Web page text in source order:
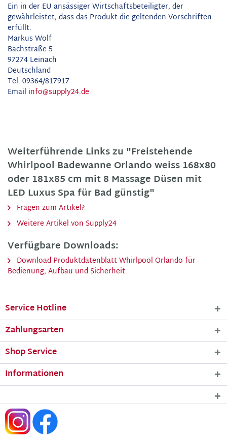
Ein in der EU ansässiger Wirtschaftsbeteiligter, der
gewährleistet, dass das Produkt die geltenden Vorschriften
erfüllt.
Markus Wolf
Bachstraße 5
97274 Leinach
Deutschland
Tel. 09364/817917
Email info@supply24.de
Weiterführende Links zu "Freistehende
Whirlpool Badewanne Orlando weiss 168x80
oder 181x85 cm mit 8 Massage Düsen mit
LED Luxus Spa für Bad günstig"
Fragen zum Artikel?
Weitere Artikel von Supply24
Verfügbare Downloads:
Download Produktdatenblatt Whirlpool Orlando für
Bedienung, Aufbau und Sicherheit
Service Hotline
Zahlungsarten
Shop Service
Informationen